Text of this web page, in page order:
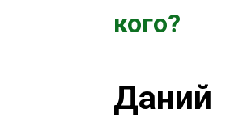
кого?
Даний